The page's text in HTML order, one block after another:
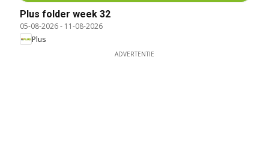
Plus folder week 32
05-08-2026- 11-08-2026
Plus
ADVERTENTIE